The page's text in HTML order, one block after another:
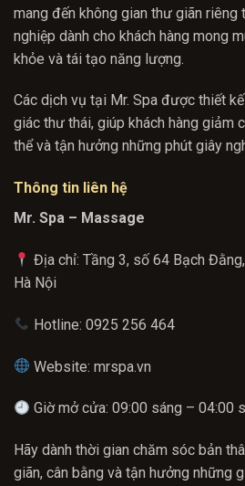
mang đến không gian thư giãn riêng
nghiệp dành cho khách hàng mong
khỏe và tái tạo năng lượng.
Các dịch vụ tại Mr. Spa được thiết
giác thư thái, giúp khách hàng giảm
thể và tận hưởng những phút giây
Thông tin liên hệ
Mr. Spa – Massage
Địa chỉ: Tầng 3, số 64 Bạch
Hà Nội
Hotline: 0925 256 464
Website: mrspa.vn
Giờ mở cửa: 09:00 sáng – 04:00
Hãy dành thời gian chăm sóc bản
giãn, cân bằng và tận hưởng những